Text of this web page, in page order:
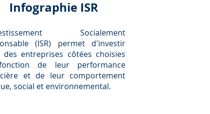
Infographie ISR
Socialement
(ISR) permet d'investir
des entreprises côtées choisies
de leur performance
et de leur comportement
social et environnemental.